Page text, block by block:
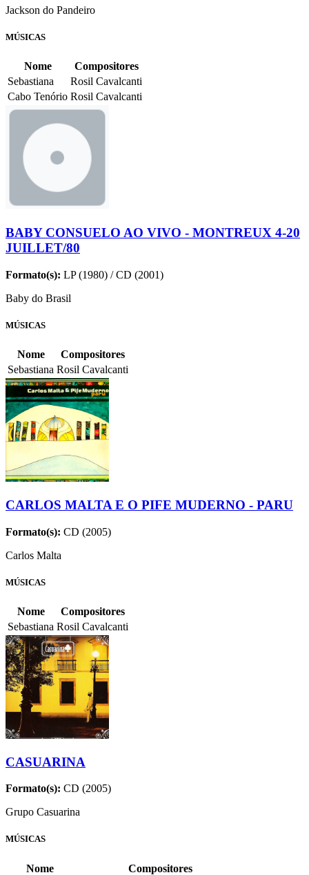
Jackson do Pandeiro
MÚSICAS
Nome
Compositores
Sebastiana
Rosil Cavalcanti
Cabo Tenório Rosil Cavalcanti
BABY CONSUELO AO VIVO - MONTREUX 4-20
JUILLET/80
Formato(s): LP (1980) / CD (2001)
Baby do Brasil
MÚSICAS
Nome
Compositores
Sebastiana Rosil Cavalcanti
CARLOS MALTA E O PIFE MUDERNO - PARU
Formato(s): CD (2005)
Carlos Malta
MÚSICAS
Nome
Compositores
Sebastiana Rosil Cavalcanti
CASUARINA
Formato(s): CD (2005)
Grupo Casuarina
MÚSICAS
Nome
Compositores